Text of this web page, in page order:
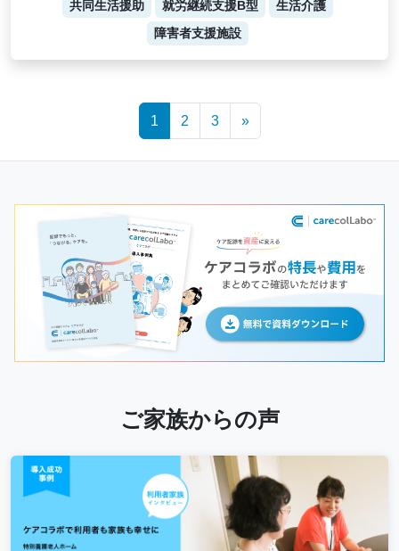
共同生活援助 就労継続支援B型
生活介護
障害者支援施設
1 2 3 »
ご家族からの声